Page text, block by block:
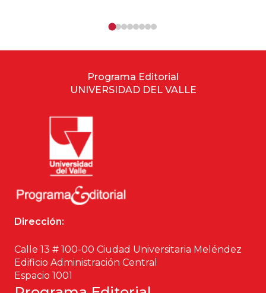
Programa Editorial
UNIVERSIDAD DEL VALLE
Dirección:
Calle 13 # 100-00 Ciudad Universitaria Meléndez
Edificio Administración Central
Espacio 1001